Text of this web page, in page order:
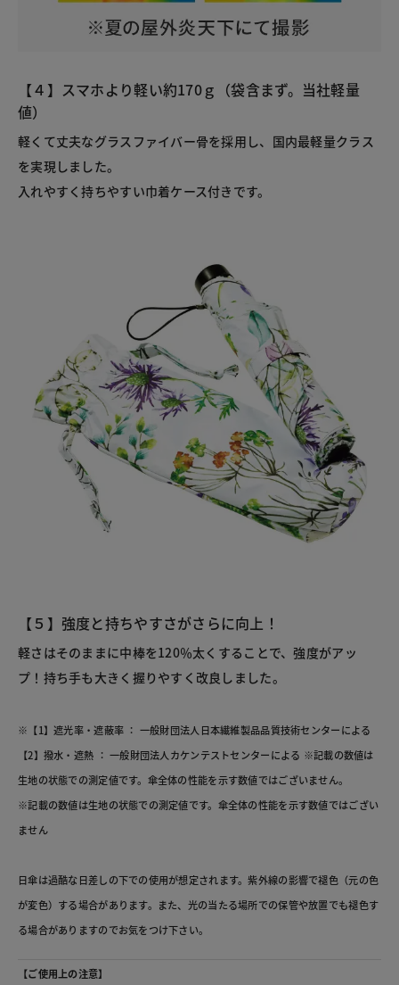
【４】スマホより軽い約170ｇ（袋含まず。当社軽量
値）
軽くて丈夫なグラスファイバー骨を採用し、国内最軽量クラス
を実現しました。
入れやすく持ちやすい巾着ケース付きです。
【５】強度と持ちやすさがさらに向上！
軽さはそのままに中棒を120％太くすることで、強度がアッ
プ！持ち手も大きく握りやすく改良しました。
※【1】遮光率・遮蔽率 ： 一般財団法人日本繊維製品品質技術センターによる
【2】撥水・遮熱 ： 一般財団法人カケンテストセンターによる ※記載の数値は
生地の状態での測定値です。傘全体の性能を示す数値ではございません。
※記載の数値は生地の状態での測定値です。傘全体の性能を示す数値ではござい
ません
日傘は過酷な日差しの下での使用が想定されます。紫外線の影響で褪色（元の色
が変色）する場合があります。また、光の当たる場所での保管や放置でも褪色す
る場合がありますのでお気をつけ下さい。
【ご使用上の注意】